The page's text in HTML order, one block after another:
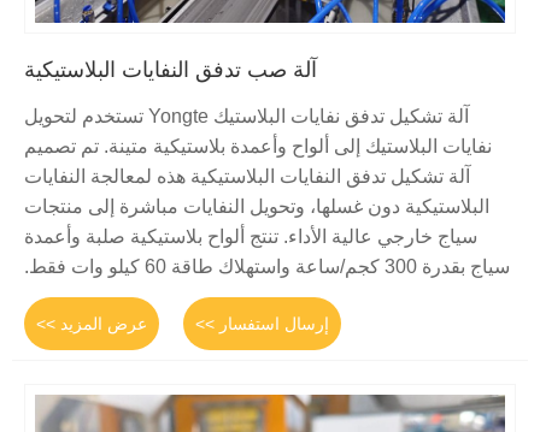
آلة صب تدفق النفايات البلاستيكية
آلة تشكيل تدفق نفايات البلاستيك Yongte تستخدم لتحويل
نفايات البلاستيك إلى ألواح وأعمدة بلاستيكية متينة. تم تصميم
آلة تشكيل تدفق النفايات البلاستيكية هذه لمعالجة النفايات
البلاستيكية دون غسلها، وتحويل النفايات مباشرة إلى منتجات
سياج خارجي عالية الأداء. تنتج ألواح بلاستيكية صلبة وأعمدة
سياج بقدرة 300 كجم/ساعة واستهلاك طاقة 60 كيلو وات فقط.
عرض المزيد >> إرسال استفسار >>